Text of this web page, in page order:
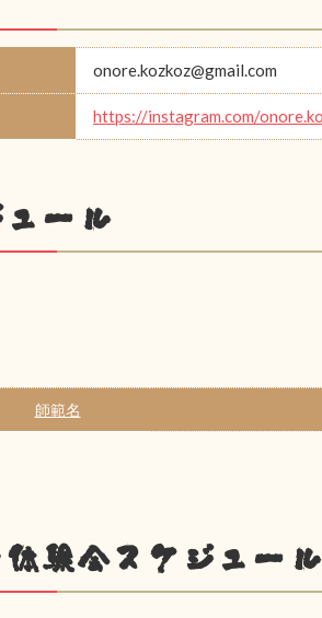
onore.kozkoz@gmail.com
https://instagram.com/
ール
師範名
験会スケジュール